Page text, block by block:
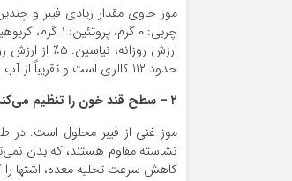
حدود ۱۱۲ کالری است و تقریباً از آب و کربوهیدرات‌ها تشکیل شده است. موز پروتئین خیلی کمی دارد و چربی ندارند.
۲ –
سطح قند خون را تنظیم
موز غنی از فیبر محلول است. در
نشاسته مقاوم هستند، که بدن
کاهش سرعت تخلیه معده، اشتها